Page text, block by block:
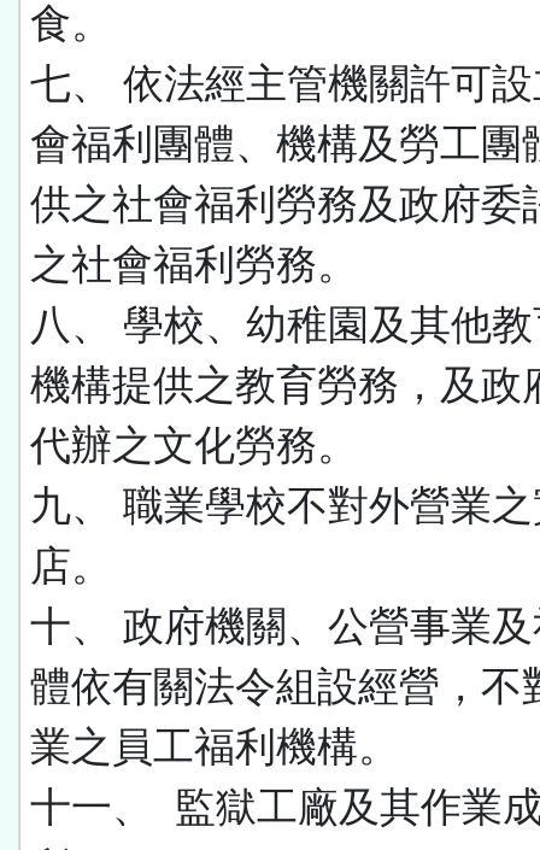
食。
七、 依法經主管機關許可
會福利團體、機構及勞工團
供之社會福利勞務及政府委
之社會福利勞務。
八、 學校、幼稚園及其他
機構提供之教育勞務，及政
代辦之文化勞務。
九、 職業學校不對外營業
店。
十、
政府機關、公營事業
體依有關法令組設經營，不
業之員工福利機構。
十一、 監獄工廠及其作業